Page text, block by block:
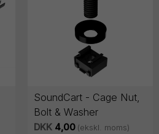
SoundCart - Cage Nut,
Bolt & Washer
DKK 4,00 (ekskl. moms)